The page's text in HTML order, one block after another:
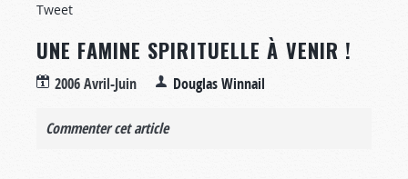
Tweet
UNE FAMINE SPIRITUELLE À VENIR !
2006 Avril-Juin Douglas Winnail
Commenter cet article